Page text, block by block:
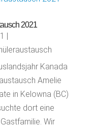
2021
|
Kanada
Amelie
in Kelowna (BC)
dort eine
Wir